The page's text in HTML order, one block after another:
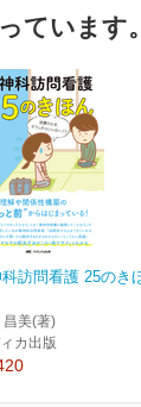
ています。
訪問看護 25のき
昌美(著)
カ出版